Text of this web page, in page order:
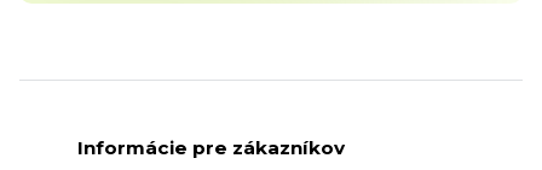
Informácie pre zákazníkov